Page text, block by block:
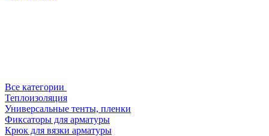
Все категории
Теплоизоляция
Универсальные тенты, пленки
Фиксаторы для арматуры
Крюк для вязки арматуры